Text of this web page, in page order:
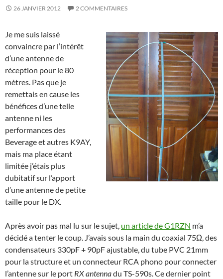
26 JANVIER 2012 2 COMMENTAIRES
Je me suis laissé
convaincre par l’intérêt
d’une antenne de
réception pour le 80
mètres. Pas que je
remettais en cause les
bénéfices d’une telle
antenne ni les
performances des
Beverage et autres K9AY,
mais ma place étant
limitée j’étais plus
dubitatif sur l’apport
d’une antenne de petite
taille pour le DX.
Après avoir pas mal lu sur le sujet, un article de G1RZN m’a
décidé a tenter le coup. J’avais sous la main du coaxial 75Ω, des
condensateurs 330pF + 90pF ajustable, du tube PVC 21mm
pour la structure et un connecteur RCA phono pour connecter
l’antenne sur le port RX antennadu TS-590s. Ce dernier point